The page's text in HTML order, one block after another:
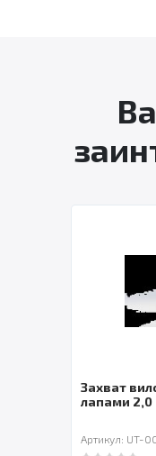
Захват
лапами 2,0
Артикул: UT-